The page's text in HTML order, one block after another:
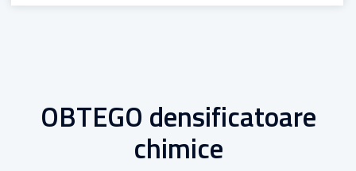
OBTEGO densificatoare
chimice